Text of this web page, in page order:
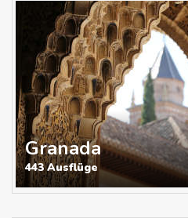
Granada
443 Ausflüge